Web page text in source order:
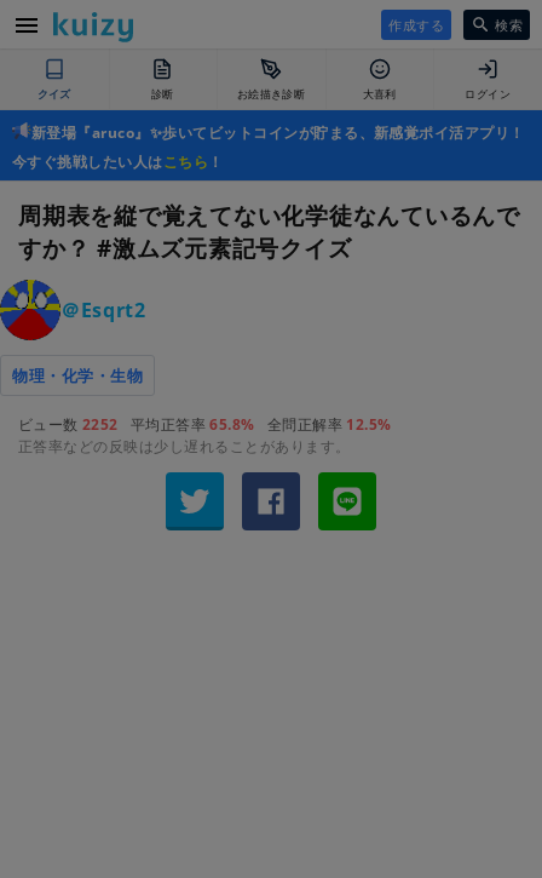
作成する 検索
クイズ 診断 お絵描き診断 大喜利 ログイン
新登場『aruco』✨歩いてビットコインが貯まる、新感覚ポイ活アプリ！
今すぐ挑戦したい人はこちら ！
周期表を縦で覚えてない化学徒なんているんで
すか？ #激ムズ元素記号クイズ
＠Esqrt2
物理・化学・生物
ビュー数 2252 平均正答率65.8% 全問正解率 12.5%
正答率などの反映は少し遅れることがあります。